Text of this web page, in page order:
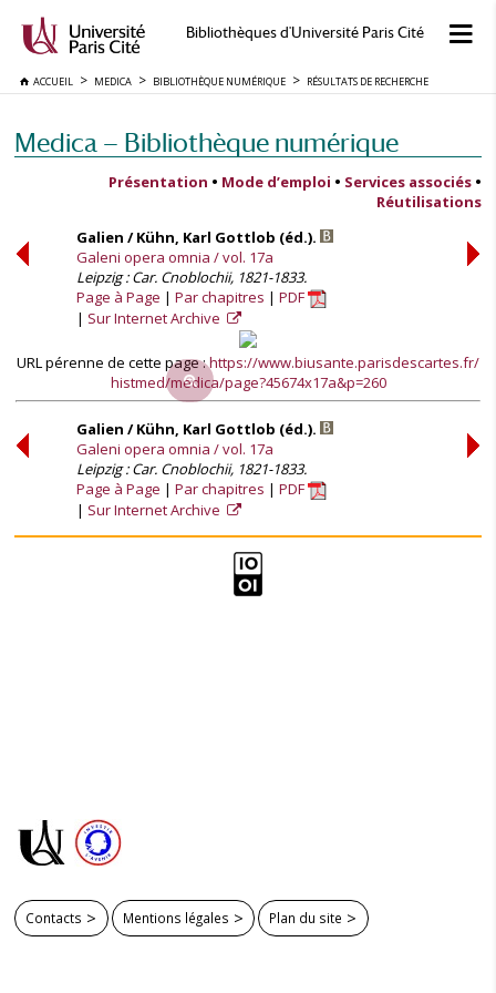
Bibliothèques d'Université Paris Cité
ACCUEIL MEDICA BIBLIOTHÈQUE NUMÉRIQUE RÉSULTATS DE RECHERCHE
Medica — Bibliothèque numérique
Présentation • Mode d’emploi • Services associés •
Réutilisations
Galien / Kühn, Karl Gottlob (éd.).
Galeni opera omnia / vol. 17a
Leipzig : Car. Cnoblochii, 1821-1833.
Page à Page
Par chapitres
PDF
Sur Internet Archive
URL pérenne de cette page :https://www.biusante.parisdescartes.fr/
histmed/medica/page?45674x17a&p=260
Galien / Kühn, Karl Gottlob (éd.).
Galeni opera omnia / vol. 17a
Leipzig : Car. Cnoblochii, 1821-1833.
Page à Page
Par chapitres
PDF
Sur Internet Archive
Contacts Mentions légales Plan du site